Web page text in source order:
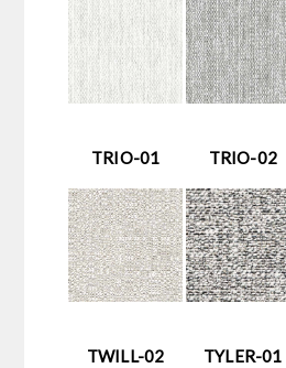
TRIO-01 TRIO-02
TWILL-02 TYLER-01